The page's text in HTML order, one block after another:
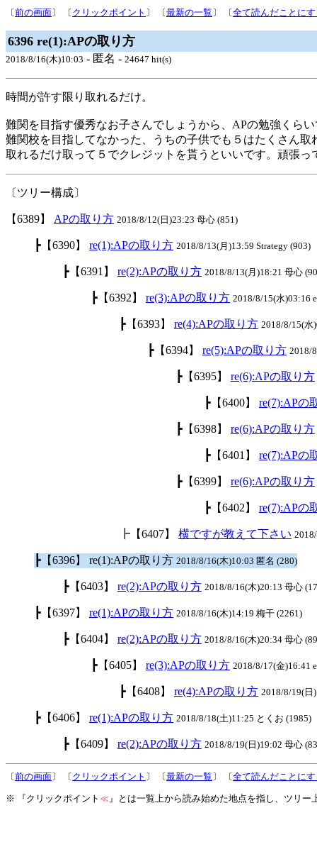
〔前の画面〕 〔 クリックポイント 〕 〔最新の一覧 〕 〔全て読んだことに
6396 re(1):APの取り方
2018/8/16(木)10:03 - 匿名 - 24647 hit(s)
時間が許す限り取れるだけ。
難関を目指す優秀なお子さんでしょうから、APの勉強くら
難関校を目指してなかった、うちの子供でも５はたくさん
取れるだけ取って５でクレジットを貰うといいです。頑張っ
〔ツリー構成〕
【6389】 APの取り方 2018/8/12(日)23:23 母心 (851)
┣【6390】 re(1):APの取り方 2018/8/13(月)13:59 Strategy (903)
┣【6391】 re(2):APの取り方 2018/8/13(月)18:21 母心
┣【6392】 re(3):APの取り方 2018/8/15(水)03:16
┣【6393】 re(4):APの取り方 2018/8/15(水
┣【6394】 re(5):APの取り方 2018/
┣【6395】 re(6):APの取り方
┣【6400】 re(7):APの
┣【6398】 re(6):APの取り方
┣【6401】 re(7):APの
┣【6399】 re(6):APの取り方
┣【6402】 re(7):APの
┣【6407】 横ですが教えて下さい
┣【6396】 re(1):APの取り方 2018/8/16(木)10:03 匿名 (280)
┣【6403】 re(2):APの取り方 2018/8/16(木)20:13 母心
┣【6397】 re(1):APの取り方 2018/8/16(木)14:19 梅干 (2261)
┣【6404】 re(2):APの取り方 2018/8/16(木)20:34 母心
┣【6405】 re(3):APの取り方 2018/8/17(金)16:41
┣【6408】 re(4):APの取り方 2018/8/19(日
┣【6406】 re(1):APの取り方 2018/8/18(土)11:25 とくお (1985)
┣【6409】 re(2):APの取り方 2018/8/19(日)19:02 母心
〔前の画面〕 〔 クリックポイント 〕 〔最新の一覧 〕 〔全て読んだことに
※ 『クリックポイント ≪』とは一覧上から読み始めた地点を指し、ツリ